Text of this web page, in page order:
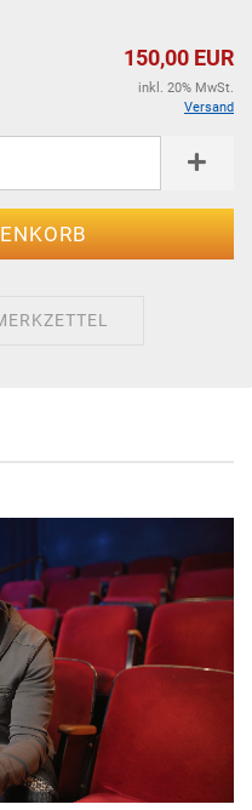
150,00 EUR
inkl. 20% MwSt.
Versand